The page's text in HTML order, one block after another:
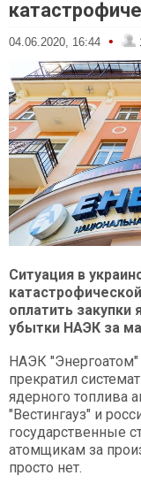
04.06.2020, 16:44 •
Ситуация в
оплатить закупки
убытки НАЭК за
НАЭК "Энергоатом"
прекратил
ядерного топлива
"Вестингауз" и
государственные
атомщикам за
просто нет.